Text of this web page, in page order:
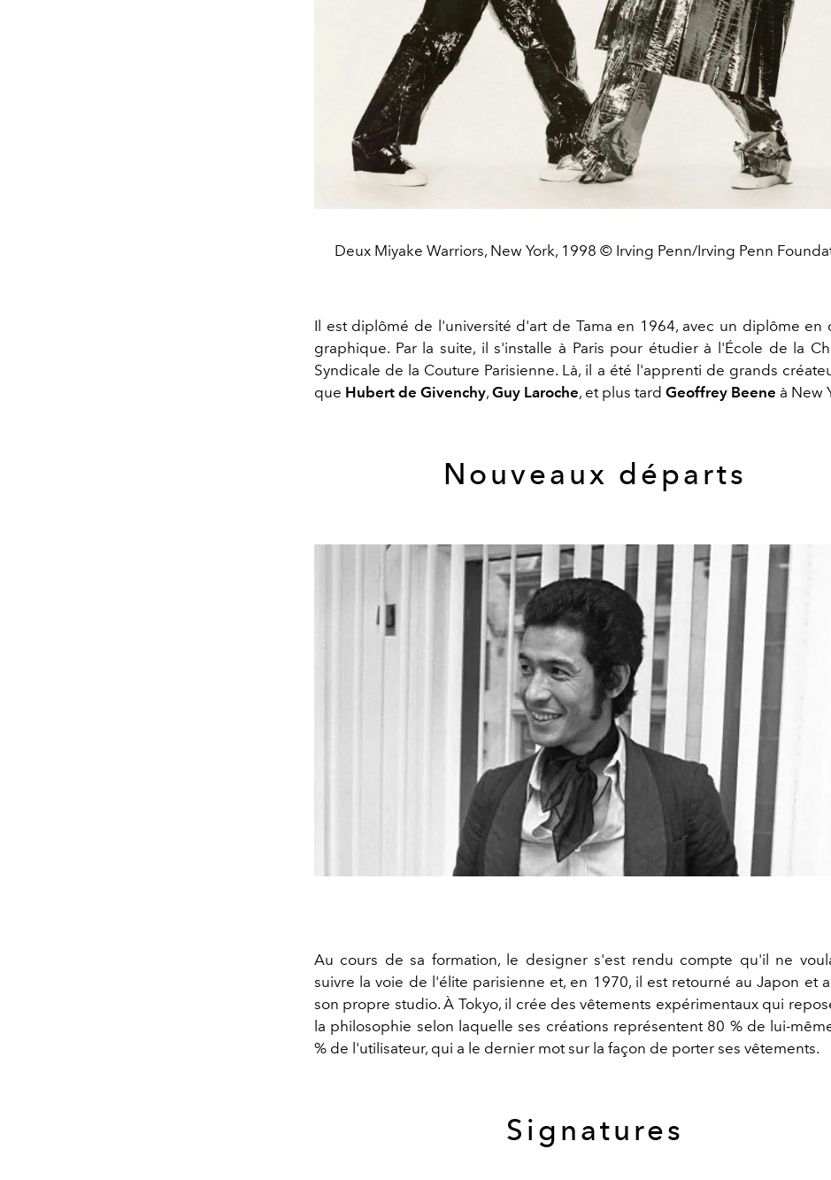
Deux Miyake Warriors, New York, 1998 © Irving Penn/Irving Penn
Il est diplômé de l'université d'art de Tama en 1964, avec un diplôme en
graphique. Par la suite, il s'installe à Paris pour étudier à l'École de la
Syndicale de la Couture Parisienne. Là, il a été l'apprenti de grands
que Hubert de Givenchy, Guy Laroche, et plus tard Geoffrey Beene à New
Nouveaux départs
Au cours de sa formation, le designer s'est rendu compte qu'il ne
suivre la voie de l'élite parisienne et, en 1970, il est retourné au Japon et
son propre studio. À Tokyo, il crée des vêtements expérimentaux qui
la philosophie selon laquelle ses créations représentent 80 % de lui-
% de l'utilisateur, qui a le dernier mot sur la façon de porter ses vêtements.
Signatures